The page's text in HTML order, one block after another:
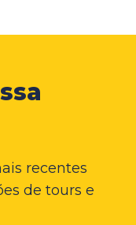
recentes
de tours e